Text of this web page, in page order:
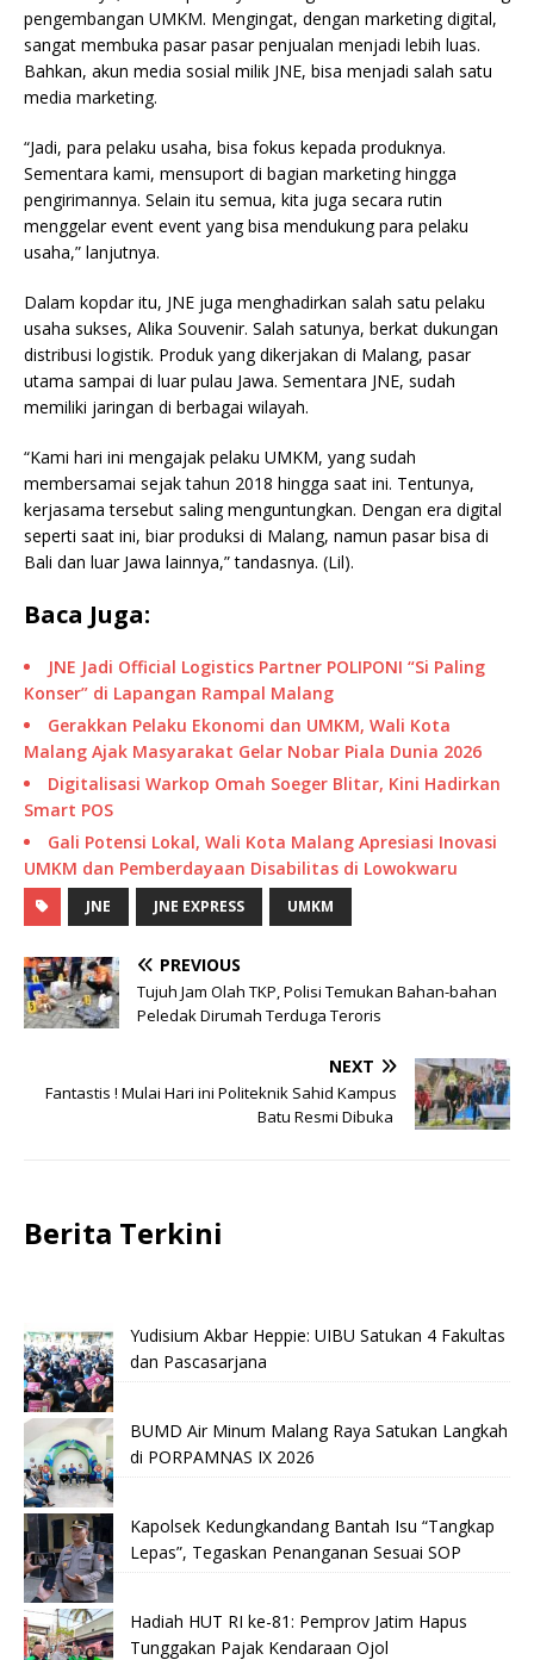
pengembangan UMKM. Mengingat, dengan marketing digital,
sangat membuka pasar pasar penjualan menjadi lebih luas.
Bahkan, akun media sosial milik JNE, bisa menjadi salah satu
media marketing.
“Jadi, para pelaku usaha, bisa fokus kepada produknya.
Sementara kami, mensuport di bagian marketing hingga
pengirimannya. Selain itu semua, kita juga secara rutin
menggelar event event yang bisa mendukung para pelaku
usaha,” lanjutnya.
Dalam kopdar itu, JNE juga menghadirkan salah satu pelaku
usaha sukses, Alika Souvenir. Salah satunya, berkat dukungan
distribusi logistik. Produk yang dikerjakan di Malang, pasar
utama sampai di luar pulau Jawa. Sementara JNE, sudah
memiliki jaringan di berbagai wilayah.
“Kami hari ini mengajak pelaku UMKM, yang sudah
membersamai sejak tahun 2018 hingga saat ini. Tentunya,
kerjasama tersebut saling menguntungkan. Dengan era digital
seperti saat ini, biar produksi di Malang, namun pasar bisa di
Bali dan luar Jawa lainnya,” tandasnya. (Lil).
Baca Juga:
JNE Jadi Official Logistics Partner POLIPONI “Si Paling
Konser” di Lapangan Rampal Malang
Gerakkan Pelaku Ekonomi dan UMKM, Wali Kota
Malang Ajak Masyarakat Gelar Nobar Piala Dunia 2026
Digitalisasi Warkop Omah Soeger Blitar, Kini Hadirkan
Smart POS
Gali Potensi Lokal, Wali Kota Malang Apresiasi Inovasi
UMKM dan Pemberdayaan Disabilitas di Lowokwaru
JNE JNE EXPRESS UMKM
PREVIOUS
Tujuh Jam Olah TKP, Polisi Temukan Bahan-bahan
Peledak Dirumah Terduga Teroris
NEXT
Fantastis ! Mulai Hari ini Politeknik Sahid Kampus
Batu Resmi Dibuka
Berita Terkini
Yudisium Akbar Heppie: UIBU Satukan 4 Fakultas
dan Pascasarjana
BUMD Air Minum Malang Raya Satukan Langkah
di PORPAMNAS IX 2026
Kapolsek Kedungkandang Bantah Isu “Tangkap
Lepas”, Tegaskan Penanganan Sesuai SOP
Hadiah HUT RI ke-81: Pemprov Jatim Hapus
Tunggakan Pajak Kendaraan Ojol